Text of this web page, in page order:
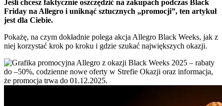
Jeśli chcesz faktycznie oszczędzić na zakupach podczas Black
Friday na Allegro i uniknąć sztucznych „promocji”, ten artykuł
jest dla Ciebie.
Pokażę, na czym dokładnie polega akcja Allegro Black Weeks, jak z
niej korzystać krok po kroku i gdzie szukać największych okazji.